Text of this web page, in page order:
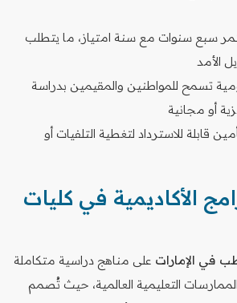
سبع سنوات مع سنة امتياز، ما يتطلب
الأمد
تسمح للمواطنين والمقيمين بدراسة
أو مجانية
قابلة للاسترداد لتغطية التلفيات أو
الأكاديمية في كليات
في الإمارات على مناهج دراسية متكاملة
التعليمية العالمية، حيث تُصمم